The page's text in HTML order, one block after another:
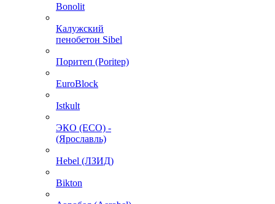
Bonolit
Калужский
пенобетон Sibel
Поритеп (Poritep)
EuroBlock
Istkult
ЭКО (ECO) -
(Ярославль)
Hebel (ЛЗИД)
Bikton